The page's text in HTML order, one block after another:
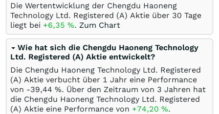
Die Wertentwicklung der Chengdu Haoneng
Technology Ltd. Registered (A) Aktie über 30 Tage
liegt bei +6,35 %. Zum Chart
Wie hat sich die Chengdu Haoneng Technology
Ltd. Registered (A) Aktie entwickelt?
Die Chengdu Haoneng Technology Ltd. Registered
(A) Aktie verbucht über 1 Jahr eine Performance
von -39,44 %. Über den Zeitraum von 3 Jahren hat
die Chengdu Haoneng Technology Ltd. Registered
(A) Aktie eine Performance von +74,20 %.